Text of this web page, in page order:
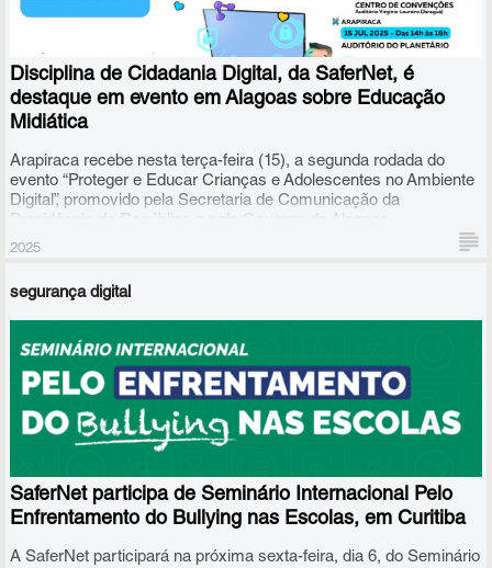
conhecimento possam dar aulas da Disciplina de Cidadania
Digital, desenvolvida pela SaferNet e pelo Governo do Reino
Unido, para alunos dos dois últimos anos do Ensino Fundamental
e para os três anos do Ensino Médio.
Disciplina de Cidadania Digital, da SaferNet, é
destaque em evento em Alagoas sobre Educação
Midiática
Arapiraca recebe nesta terça-feira (15), a segunda rodada do
evento “Proteger e Educar Crianças e Adolescentes no Ambiente
Digital”, promovido pela Secretaria de Comunicação da
A Disciplina de Cidadania Digital, da SaferNet, que pode ser
aplicada no Ensino Médio e Fundamental, foi destaque na
primeira rodada do evento, nesta segunda (14), em Maceió, e
estará em evidência novamente nesta terça-feira (15) na edição
de Arapiraca, no agreste alagoano.
2025
segurança digital
SaferNet participa de Seminário Internacional Pelo
Enfrentamento do Bullying nas Escolas, em Curitiba
A SaferNet participará na próxima sexta-feira, dia 6, do Seminário